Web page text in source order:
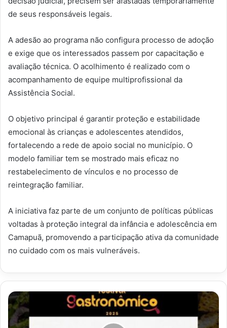
de seus responsáveis legais.
A adesão ao programa não configura processo de adoção
e exige que os interessados passem por capacitação e
avaliação técnica. O acolhimento é realizado com o
acompanhamento de equipe multiprofissional da
Assistência Social.
O objetivo principal é garantir proteção e estabilidade
emocional às crianças e adolescentes atendidos,
fortalecendo a rede de apoio social no município. O
modelo familiar tem se mostrado mais eficaz no
restabelecimento de vínculos e no processo de
reintegração familiar.
A iniciativa faz parte de um conjunto de políticas públicas
voltadas à proteção integral da infância e adolescência em
Camapuã, promovendo a participação ativa da comunidade
no cuidado com os mais vulneráveis.